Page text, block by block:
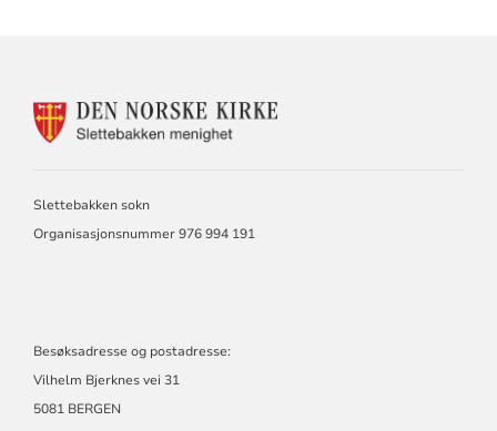
KONTAKTINFORMASJON
Slettebakken sokn
Organisasjonsnummer 976 994 191
Besøksadresse og postadresse:
Vilhelm Bjerknes vei 31
5081 BERGEN